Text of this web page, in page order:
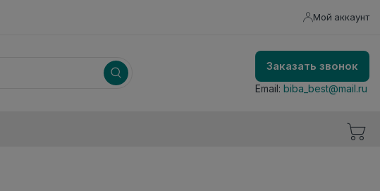
Мой аккаунт
Заказать звонок
Email: biba_best@mail.ru